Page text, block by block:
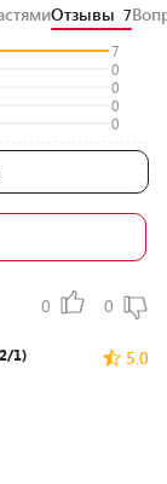
Отзывы 7
7
0
0
0
0
0 0
5.0
1)